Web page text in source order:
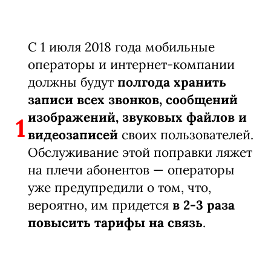
1
С 1 июля 2018 года мобильные
операторы и интернет-компании
должны будут полгода хранить
записи всех звонков, сообщений
изображений, звуковых файлов и
видеозаписей своих пользователей.
Обслуживание этой поправки ляжет
на плечи абонентов — операторы
уже предупредили о том, что,
вероятно, им придется в 2-3 раза
повысить тарифы на связь.